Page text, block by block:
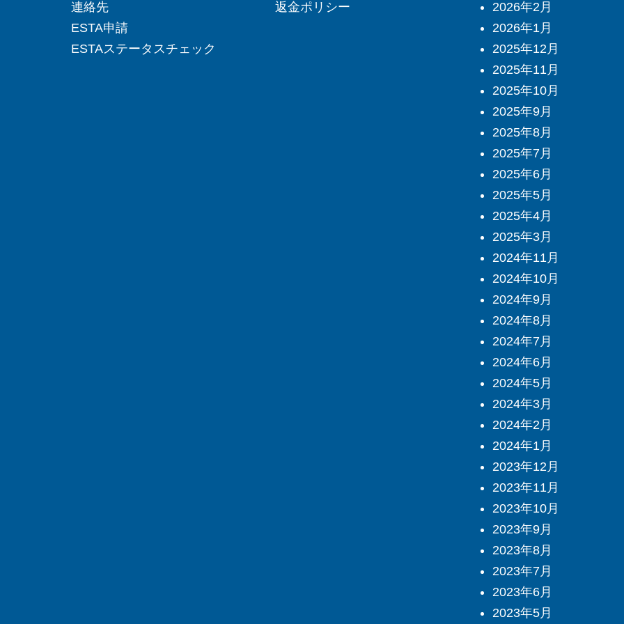
連絡先
ESTA申請
ESTAステータスチェック
返金ポリシー
2026年2月
2026年1月
2025年12月
2025年11月
2025年10月
2025年9月
2025年8月
2025年7月
2025年6月
2025年5月
2025年4月
2025年3月
2024年11月
2024年10月
2024年9月
2024年8月
2024年7月
2024年6月
2024年5月
2024年3月
2024年2月
2024年1月
2023年12月
2023年11月
2023年10月
2023年9月
2023年8月
2023年7月
2023年6月
2023年5月